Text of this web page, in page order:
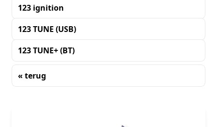
123 ignition
123 TUNE (USB)
123 TUNE+ (BT)
« terug